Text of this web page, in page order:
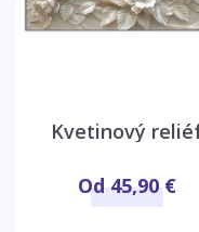
Kvetinový
Od 45,90 €